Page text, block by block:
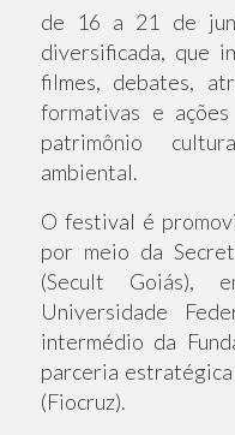
de 16 a 21 de
diversificada, que
filmes, debates,
formativas e
patrimônio
ambiental.
O festival é
por meio da
(Secult Goiás),
Universidade
intermédio da
parceria
(Fiocruz).